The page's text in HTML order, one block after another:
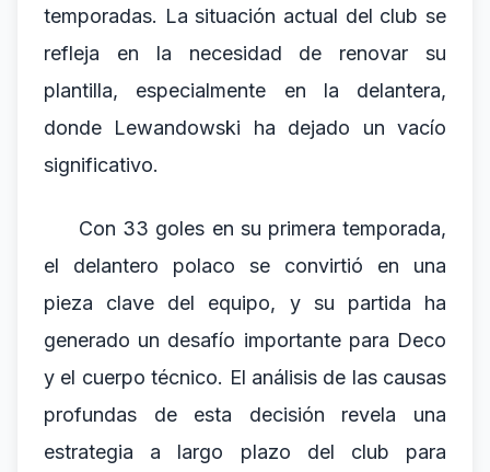
temporadas. La situación actual del club se
refleja en la necesidad de renovar su
plantilla, especialmente en la delantera,
donde Lewandowski ha dejado un vacío
significativo.
Con 33 goles en su primera temporada,
el delantero polaco se convirtió en una
pieza clave del equipo, y su partida ha
generado un desafío importante para Deco
y el cuerpo técnico. El análisis de las causas
profundas de esta decisión revela una
estrategia a largo plazo del club para